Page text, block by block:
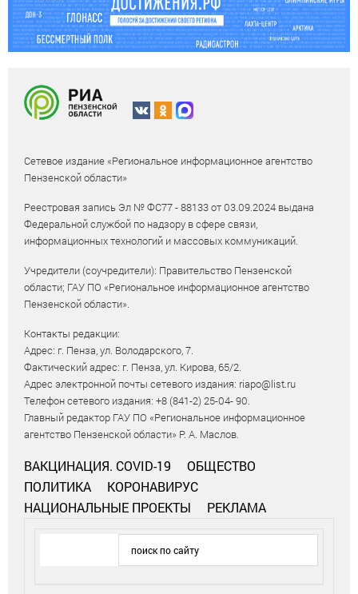
Сетевое издание «Региональное информационное агентство
Пензенской области»
Реестровая запись Эл № ФС77 - 88133 от 03.09.2024 выдана
Федеральной службой по надзору в сфере связи,
информационных технологий и массовых коммуникаций.
Учредители (соучредители): Правительство Пензенской
области; ГАУ ПО «Региональное информационное агентство
Пензенской области».
Контакты редакции:
Адрес: г. Пенза, ул. Володарского, 7.
Фактический адрес: г. Пенза, ул. Кирова, 65/2.
Адрес электронной почты сетевого издания: riapo@list.ru
Телефон сетевого издания: +8 (841-2) 25-04- 90.
Главный редактор ГАУ ПО «Региональное информационное
агентство Пензенской области» Р. А. Маслов.
ВАКЦИНАЦИЯ. COVID-19
ОБЩЕСТВО
ПОЛИТИКА
КОРОНАВИРУС
НАЦИОНАЛЬНЫЕ ПРОЕКТЫ
РЕКЛАМА